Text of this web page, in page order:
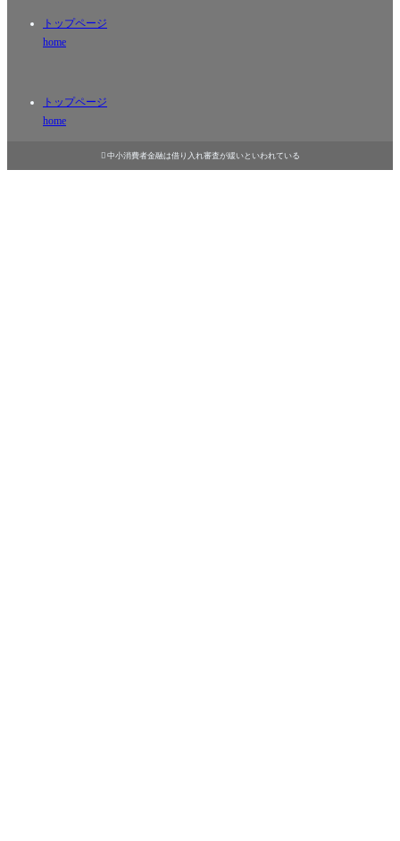
トップページ
home
トップページ
home
 中小消費者金融は借り入れ審査が緩いといわれている